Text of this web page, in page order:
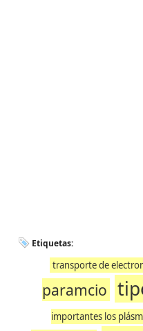
Etiquetas:
transporte de
paramcio
importantes los